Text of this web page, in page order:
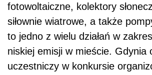
fotowoltaiczne, kolektory
siłownie wiatrowe, a także
to jedno z wielu działań w
niskiej emisji w mieście. Gdynia
uczestniczy w konkursie